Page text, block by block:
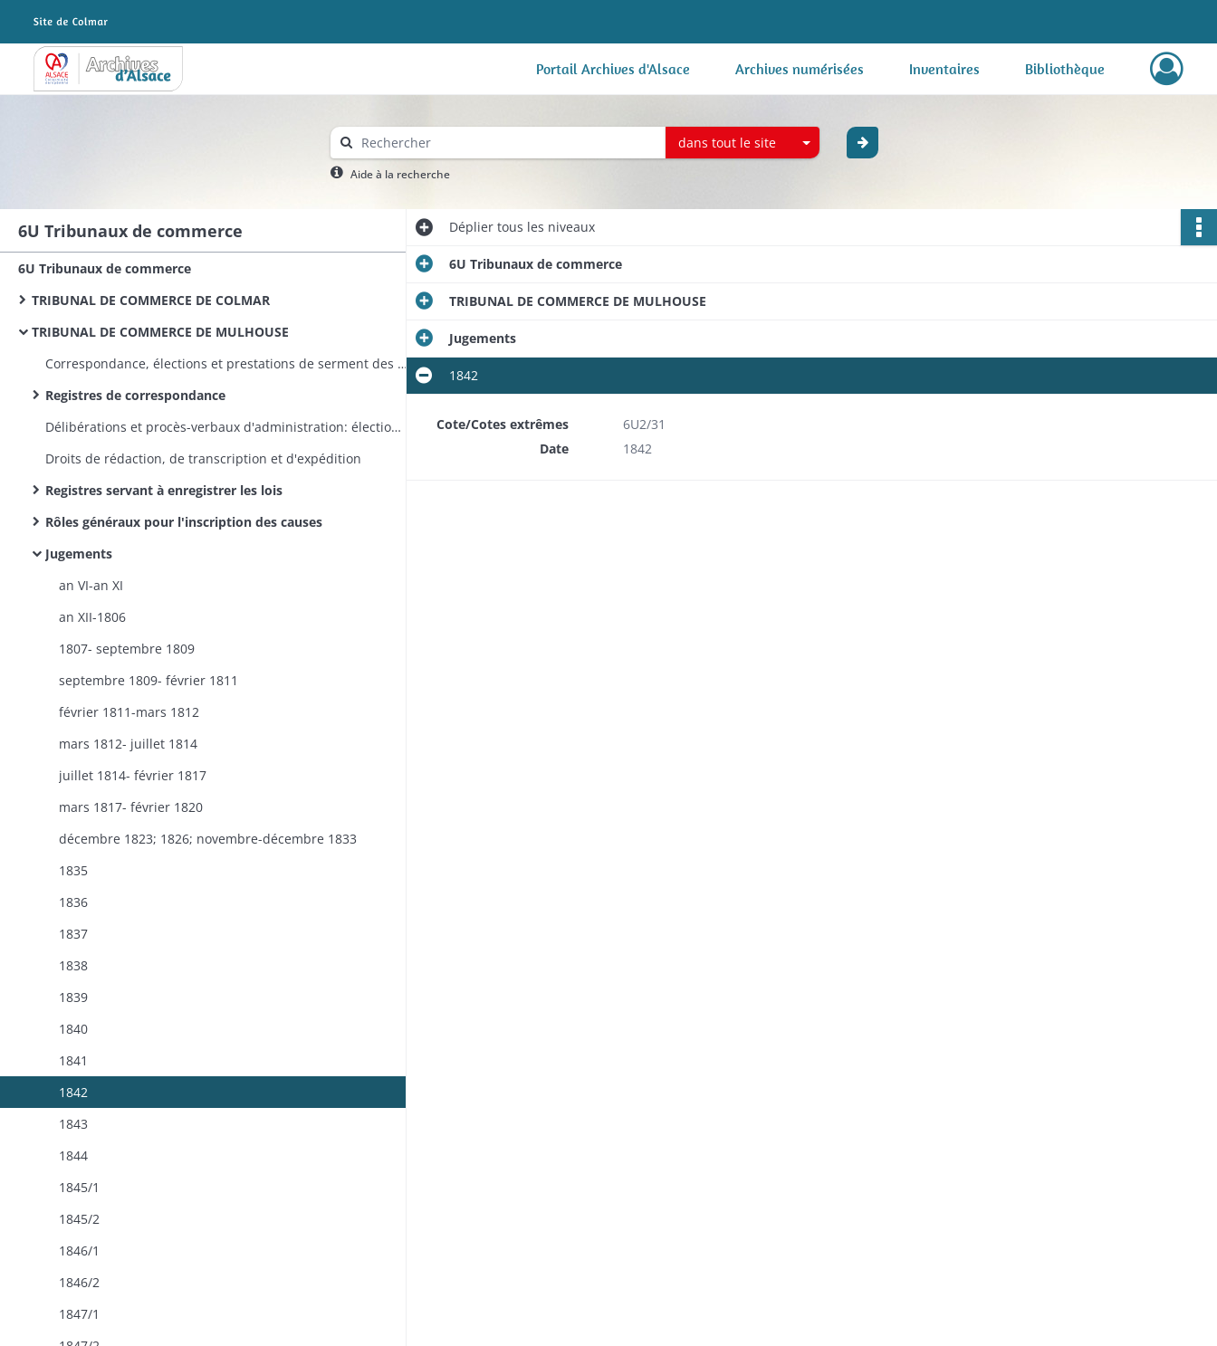
Archives Alsace - Colmar Portail Archives d'Alsace Archives numérisées Inventaires Bibliothèque
dans tout le site
Aide à la recherche
6U Tribunaux de commerce
6U Tribunaux de commerce
TRIBUNAL DE COMMERCE DE COLMAR
TRIBUNAL DE COMMERCE DE MULHOUSE
Correspondance, élections et prestations de serment des membres, circulaires
Registres de correspondance
Délibérations et procès-verbaux d'administration: élections des membres, prestations de serment, procès-verbaux relatifs aux faillites, nominations de courtiers
Droits de rédaction, de transcription et d'expédition
Registres servant à enregistrer les lois
Rôles généraux pour l'inscription des causes
Jugements
an VI-an XI
an XII-1806
1807- septembre 1809
septembre 1809- février 1811
février 1811-mars 1812
mars 1812- juillet 1814
juillet 1814- février 1817
mars 1817- février 1820
décembre 1823; 1826; novembre-décembre 1833
1835
1836
1837
1838
1839
1840
1841
1842
1843
1844
1845/1
1845/2
1846/1
1846/2
1847/1
Dépliertous les niveaux
6U Tribunaux de commerce
TRIBUNAL DE COMMERCE DE MULHOUSE
Jugements
1842
Cote/Cotes extrêmes
6U2/31
Date
1842